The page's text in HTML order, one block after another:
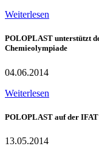
Weiterlesen
POLOPLAST unterstützt
Chemieolympiade
04.06.2014
Weiterlesen
POLOPLAST auf der
13.05.2014